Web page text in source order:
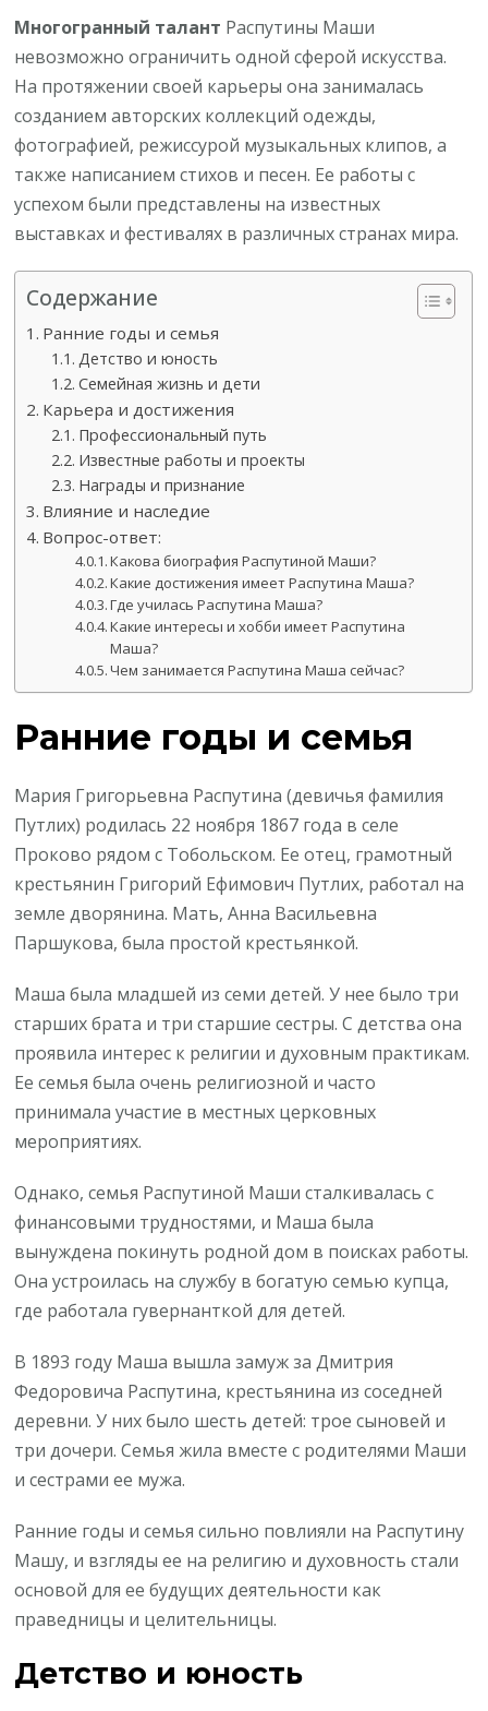
Многогранный талант Распутины Маши
невозможно ограничить одной сферой искусства.
На протяжении своей карьеры она занималась
созданием авторских коллекций одежды,
фотографией, режиссурой музыкальных клипов, а
также написанием стихов и песен. Ее работы с
успехом были представлены на известных
выставках и фестивалях в различных странах мира.
Содержание
Ранние годы и семья
Детство и юность
Семейная жизнь и дети
Карьера и достижения
Профессиональный путь
Известные работы и проекты
Награды и признание
Влияние и наследие
Вопрос-ответ:
Какова биография Распутиной Маши?
Какие достижения имеет Распутина Маша?
Где училась Распутина Маша?
Какие интересы и хобби имеет Распутина
Маша?
Чем занимается Распутина Маша сейчас?
Ранние годы и семья
Мария Григорьевна Распутина (девичья фамилия
Путлих) родилась 22 ноября 1867 года в селе
Проково рядом с Тобольском. Ее отец, грамотный
крестьянин Григорий Ефимович Путлих, работал на
земле дворянина. Мать, Анна Васильевна
Паршукова, была простой крестьянкой.
Маша была младшей из семи детей. У нее было три
старших брата и три старшие сестры. С детства она
проявила интерес к религии и духовным практикам.
Ее семья была очень религиозной и часто
принимала участие в местных церковных
мероприятиях.
Однако, семья Распутиной Маши сталкивалась с
финансовыми трудностями, и Маша была
вынуждена покинуть родной дом в поисках работы.
Она устроилась на службу в богатую семью купца,
где работала гувернанткой для детей.
В 1893 году Маша вышла замуж за Дмитрия
Федоровича Распутина, крестьянина из соседней
деревни. У них было шесть детей: трое сыновей и
три дочери. Семья жила вместе с родителями Маши
и сестрами ее мужа.
Ранние годы и семья сильно повлияли на Распутину
Машу, и взгляды ее на религию и духовность стали
основой для ее будущих деятельности как
праведницы и целительницы.
Детство и юность